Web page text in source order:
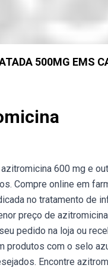
500MG EMS
600 mg e
Compre online em
no tratamento de
preço de
pedido na loja ou
produtos com o selo
Encontre